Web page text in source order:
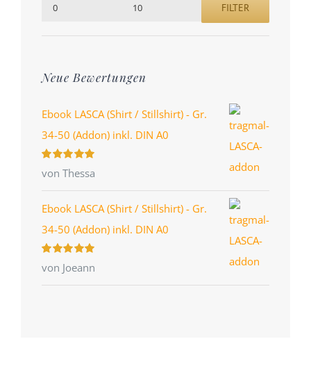
Preis
Preis
FILTER
Neue Bewertungen
Ebook LASCA (Shirt / Stillshirt) - Gr.
34-50 (Addon) inkl. DIN A0
Bewertet
mit 5 von 5
von Thessa
Ebook LASCA (Shirt / Stillshirt) - Gr.
34-50 (Addon) inkl. DIN A0
Bewertet
mit 5 von 5
von Joeann